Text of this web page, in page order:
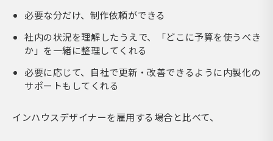
必要な分だけ、制作依頼ができる
社内の状況を理解したうえで、「どこに予算を使うべき
か」を一緒に整理してくれる
必要に応じて、自社で更新・改善できるように内製化の
サポートもしてくれる
インハウスデザイナーを雇用する場合と比べて、